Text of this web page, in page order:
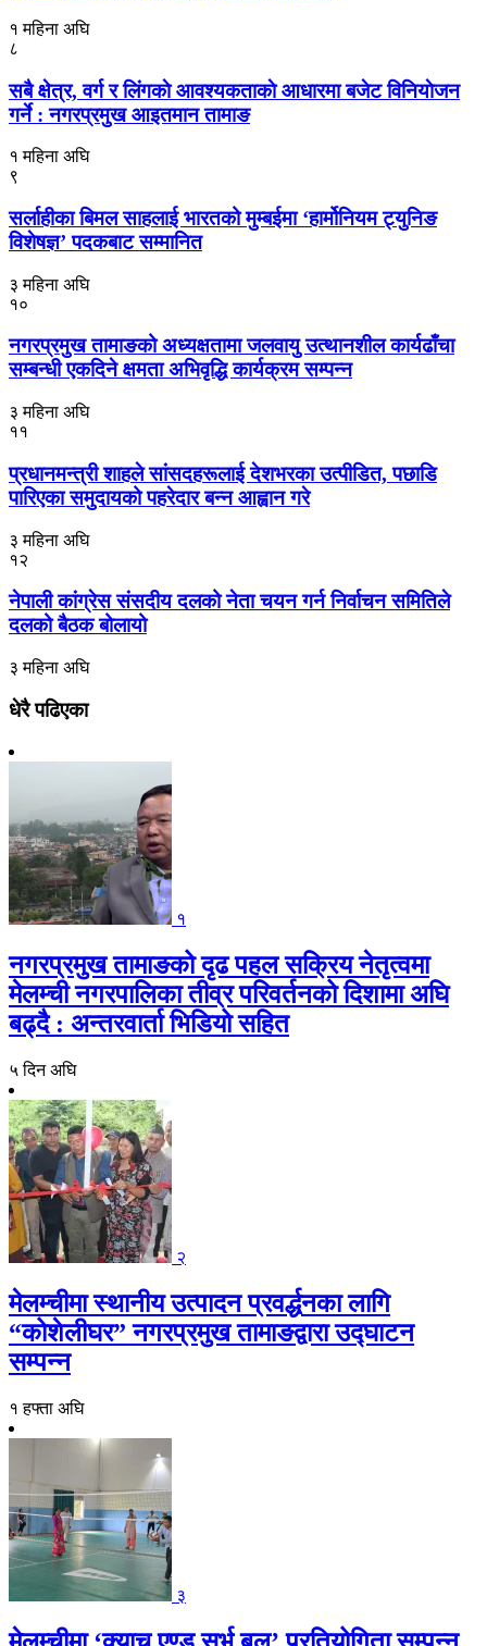
१ महिना अघि
८
सबै क्षेत्र, वर्ग र लिंगकाे आवश्यकताकाे आधारमा बजेट विनियाेजन
गर्ने : नगरप्रमुख आइतमान तामाङ
१ महिना अघि
९
सर्लाहीका बिमल साहलाई भारतको मुम्बईमा ‘हार्मोनियम ट्युनिङ
विशेषज्ञ’ पदकबाट सम्मानित
३ महिना अघि
१०
नगरप्रमुख तामाङको अध्यक्षतामा जलवायु उत्थानशील कार्यढाँचा
सम्बन्धी एकदिने क्षमता अभिवृद्धि कार्यक्रम सम्पन्न
३ महिना अघि
११
प्रधानमन्त्री शाहले सांसदहरूलाई देशभरका उत्पीडित, पछाडि
पारिएका समुदायको पहरेदार बन्न आह्वान गरे
३ महिना अघि
१२
नेपाली कांग्रेस संसदीय दलको नेता चयन गर्न निर्वाचन समितिले
दलको बैठक बोलायो
३ महिना अघि
धेरै पढिएका
१
नगरप्रमुख तामाङको दृढ पहल सक्रिय नेतृत्वमा
मेलम्ची नगरपालिका तीव्र परिवर्तनको दिशामा अघि
बढ्दै : अन्तरवार्ता भिडियो सहित
५ दिन अघि
२
मेलम्चीमा स्थानीय उत्पादन प्रवर्द्धनका लागि
“कोशेलीघर” नगरप्रमुख तामाङद्वारा उद्घाटन
सम्पन्न
१ हफ्ता अघि
३